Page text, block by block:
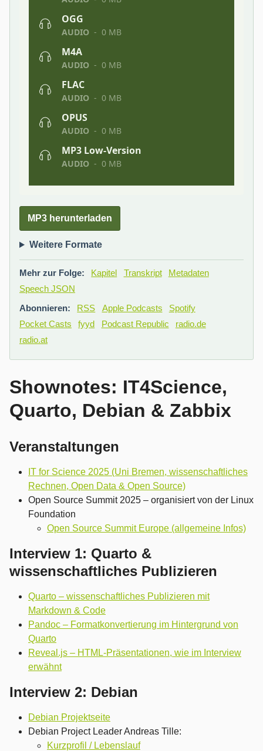
MP3 herunterladen
Weitere Formate
Mehr zur Folge: Kapitel Transkript
Metadaten
Speech JSON
Abonnieren:
RSS Apple Podcasts
Spotify
Pocket Casts
fyyd Podcast Republic
radio.de
radio.at
Shownotes: IT4Science,
Quarto, Debian & Zabbix
Veranstaltungen
IT for Science 2025 (Uni Bremen, wissenschaftliches
Rechnen, Open Data & Open Source)
Open Source Summit 2025 – organisiert von der Linux
Foundation
Open Source Summit Europe (allgemeine Infos)
Interview 1: Quarto &
wissenschaftliches Publizieren
Quarto – wissenschaftliches Publizieren mit
Markdown & Code
Pandoc – Formatkonvertierung im Hintergrund von
Quarto
Reveal.js – HTML-Präsentationen, wie im Interview
erwähnt
Interview 2: Debian
Debian Projektseite
Debian Project Leader Andreas Tille:
Kurzprofil / Lebenslauf